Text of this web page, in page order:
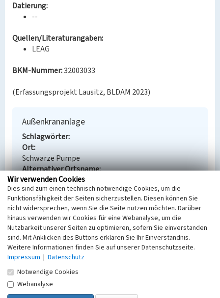
Datierung:
--
Quellen/Literaturangaben:
LEAG
BKM-Nummer:32003033
(Erfassungsprojekt Lausitz, BLDAM 2023)
Außenkrananlage
Schlagwörter
Ort
Schwarze Pumpe
Alternativer Ortsname
Carna Plumpa | Dubrawa
Fachsicht(en)
Denkmalpflege
Erfassungsmaßstab
Keine Angabe
Erfassungsmethode
Übernahme aus externer Fachdatenbank
Empfohlene Zitierweise
Wir verwenden Cookies
Dies sind zum einen technisch notwendige Cookies, um die
Funktionsfähigkeit der Seiten sicherzustellen. Diesen können Sie
nicht widersprechen, wenn Sie die Seite nutzen möchten. Darüber
hinaus verwenden wir Cookies für eine Webanalyse, um die
Nutzbarkeit unserer Seiten zu optimieren, sofern Sie einverstanden
sind. Mit Anklicken des Buttons erklären Sie Ihr Einverständnis.
Weitere Informationen finden Sie auf unserer Datenschutzseite.
Impressum | Datenschutz
Notwendige Cookies
Webanalyse